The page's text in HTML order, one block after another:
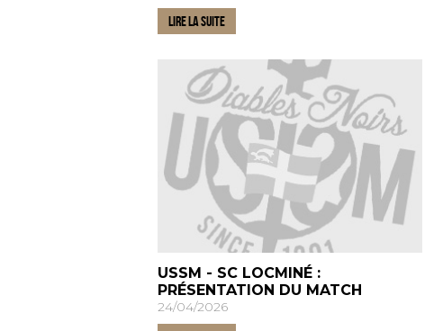
LIRE LA SUITE
USSM - SC LOCMINÉ :
PRÉSENTATION DU MATCH
24/04/2026